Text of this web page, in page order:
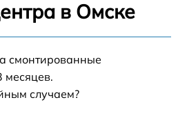
в Омске
смонтированные
случаем?